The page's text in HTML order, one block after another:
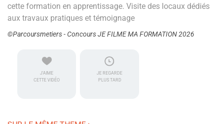
cette formation en apprentissage. Visite des locaux dédiés
aux travaux pratiques et témoignage
©Parcoursmetiers - Concours JE FILME MA FORMATION 2026
J'AIME
CETTE VIDÉO
JE REGARDE
PLUS TARD